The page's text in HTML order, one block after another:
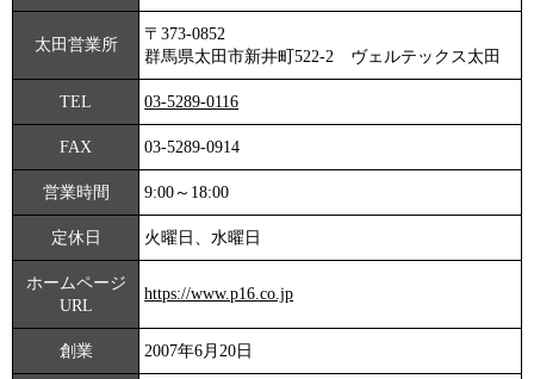
太田営業所
〒373-0852
群馬県太田市新井町522-2 ヴェルテックス太田
TEL 03-5289-0116
FAX 03-5289-0914
営業時間 9:00～18:00
定休日 火曜日、水曜日
ホームページ
URL
https://www.p16.co.jp
創業 2007年6月20日